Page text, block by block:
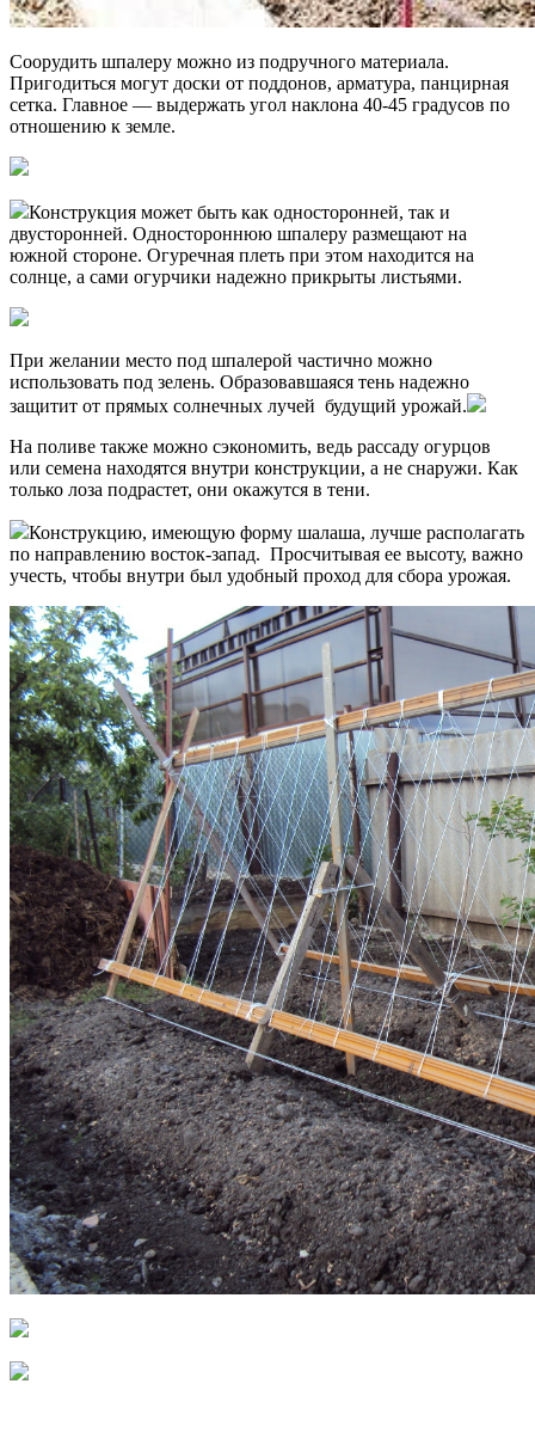
Соорудить шпалеру можно из подручного материала.
Пригодиться могут доски от поддонов, арматура, панцирная
сетка. Главное — выдержать угол наклона 40-45 градусов по
отношению к земле.
Конструкция может быть как односторонней, так и
двусторонней. Одностороннюю шпалеру размещают на
южной стороне. Огуречная плеть при этом находится на
солнце, а сами огурчики надежно прикрыты листьями.
При желании место под шпалерой частично можно
использовать под зелень. Образовавшаяся тень надежно
защитит от прямых солнечных лучей будущий урожай.
На поливе также можно сэкономить, ведь рассаду огурцов
или семена находятся внутри конструкции, а не снаружи. Как
только лоза подрастет, они окажутся в тени.
Конструкцию, имеющую форму шалаша, лучше располагать
по направлению восток-запад. Просчитывая ее высоту, важно
учесть, чтобы внутри был удобный проход для сбора урожая.